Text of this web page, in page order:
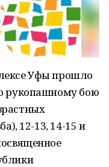
Уфы прошло
рукопашному бою
12-13, 14-15 и